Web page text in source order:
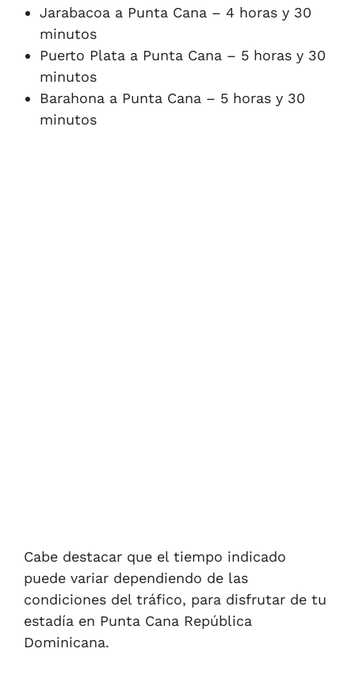
Jarabacoa a Punta Cana – 4 horas y 30
minutos
Puerto Plata a Punta Cana – 5 horas y 30
minutos
Barahona a Punta Cana – 5 horas y 30
minutos
Cabe destacar que el tiempo indicado
puede variar dependiendo de las
condiciones del tráfico, para disfrutar de tu
estadía en Punta Cana República
Dominicana.